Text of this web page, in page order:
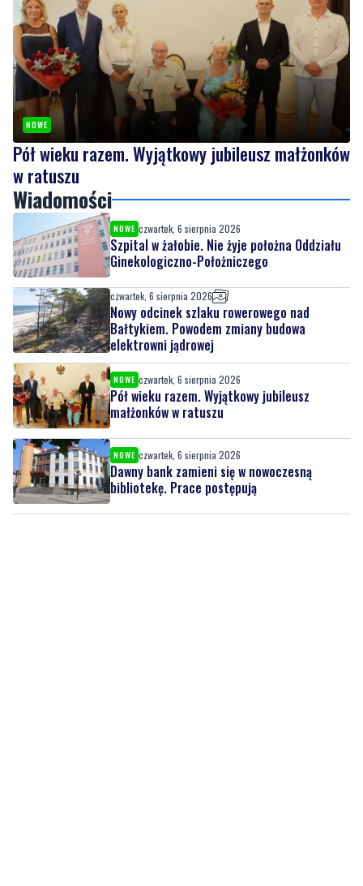
NOWE
Pół wieku razem. Wyjątkowy jubileusz małżonków
w ratuszu
Wiadomości
NOWE czwartek, 6 sierpnia 2026
Szpital w żałobie. Nie żyje położna Oddziału
Ginekologiczno-Położniczego
czwartek, 6 sierpnia 2026
Nowy odcinek szlaku rowerowego nad
Bałtykiem. Powodem zmiany budowa
elektrowni jądrowej
NOWE czwartek, 6 sierpnia 2026
Pół wieku razem. Wyjątkowy jubileusz
małżonków w ratuszu
NOWE czwartek, 6 sierpnia 2026
Dawny bank zamieni się w nowoczesną
bibliotekę. Prace postępują